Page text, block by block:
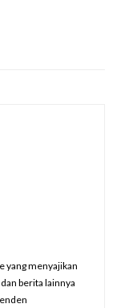
yang menyajikan
berita lainnya